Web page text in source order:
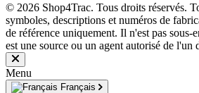
© 2026 Shop4Trac. Tous droits réservés.
symboles, descriptions et numéros de
de référence uniquement. Il n'est pas sous-
est une source ou un agent autorisé de l'un
Menu
Français